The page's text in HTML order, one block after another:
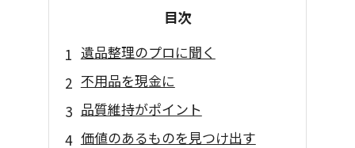
目次
遺品整理のプロに聞く
不用品を現金に
品質維持がポイント
価値のあるものを見つけ出す